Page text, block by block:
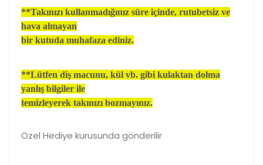
**Takınızı kullanmadığınız süre içinde, rutubetsiz ve
hava almayan
bir kutuda muhafaza ediniz.
**Lütfen diş macunu, kül vb. gibi kulaktan dolma
yanlış bilgiler ile
temizleyerek takınızı bozmayınız.
Özel Hediye kurusunda gönderilir